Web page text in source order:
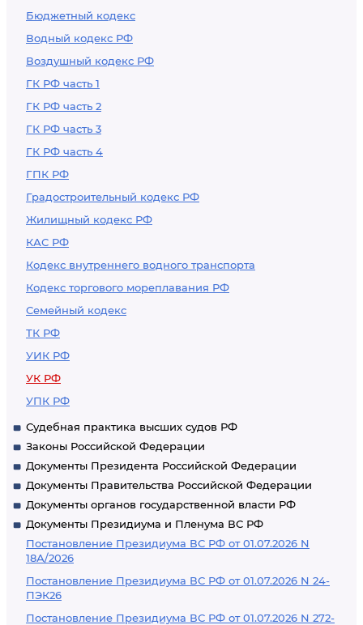
Бюджетный кодекс
Водный кодекс РФ
Воздушный кодекс РФ
ГК РФ часть 1
ГК РФ часть 2
ГК РФ часть 3
ГК РФ часть 4
ГПК РФ
Градостроительный кодекс РФ
Жилищный кодекс РФ
КАС РФ
Кодекс внутреннего водного транспорта
Кодекс торгового мореплавания РФ
Семейный кодекс
ТК РФ
УИК РФ
УК РФ
УПК РФ
Судебная практика высших судов РФ
Законы Российской Федерации
Документы Президента Российской Федерации
Документы Правительства Российской Федерации
Документы органов государственной власти РФ
Документы Президиума и Пленума ВС РФ
Постановление Президиума ВС РФ от 01.07.2026 N
18А/2026
Постановление Президиума ВС РФ от 01.07.2026 N 24-
ПЭК26
Постановление Президиума ВС РФ от 01.07.2026 N 272-